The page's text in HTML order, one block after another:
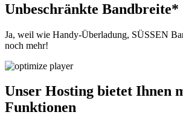
Unbeschränkte Bandbreite*
Ja, weil wie Handy-Überladung, SÜSSEN
noch mehr!
Unser Hosting bietet Ihnen
Funktionen